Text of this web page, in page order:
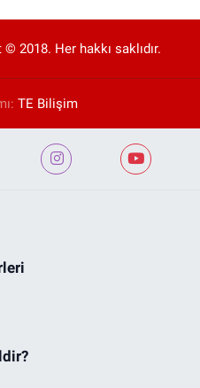
2018. Her hakkı saklıdır.
TE Bilişim